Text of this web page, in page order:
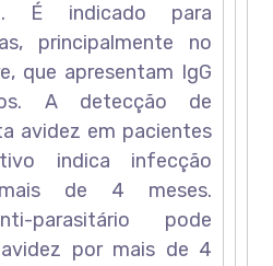
É indicado para
principalmente no
que apresentam IgG
A detecção de
avidez em pacientes
indica infecção
de 4 meses.
parasitário pode
por mais de 4